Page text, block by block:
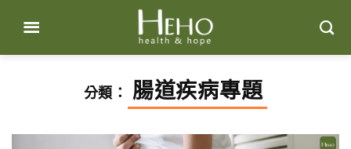
content
分類： 腸道疾病專題